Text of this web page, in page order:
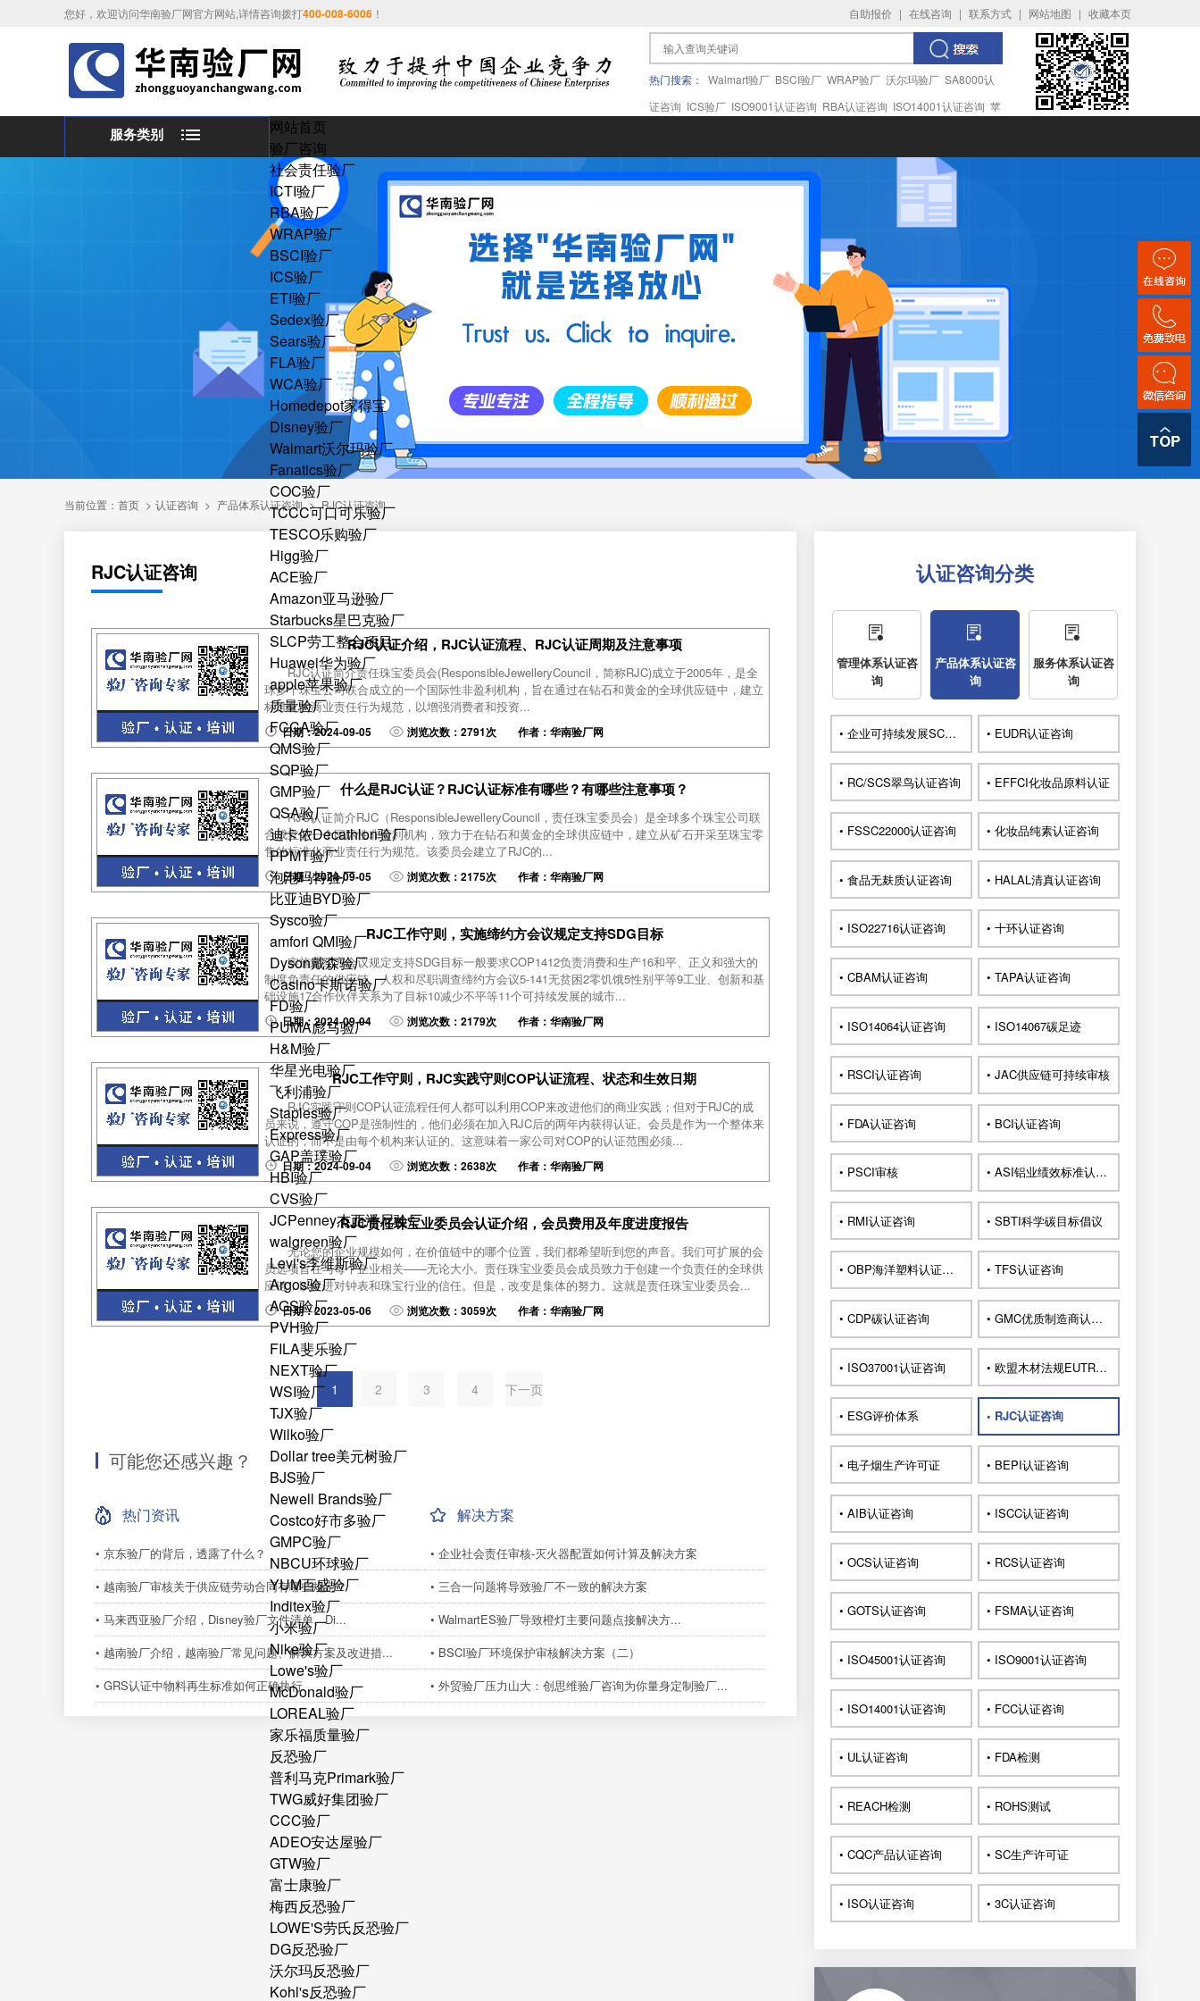
自助报价 | 在线咨询 | 联系方式 | 网站地图 | 收藏本页
您好，欢迎访问华南验厂网官方网站,详情咨询拨打400-008-6006 ！
热门搜索： Walmart验厂 BSCI验厂 WRAP验厂 沃尔玛验厂 SA8000认
证咨询 ICS验厂 ISO9001认证咨询 RBA认证咨询 ISO14001认证咨询 苹
服务类别
网站首页
验厂咨询
社会责任验厂
ICTI验厂
RBA验厂
WRAP验厂
BSCI验厂
ICS验厂
ETI验厂
Sedex验厂
Sears验厂
FLA验厂
WCA验厂
Homedepot家得宝
Disney验厂
Walmart沃尔玛验厂
Fanatics验厂
COC验厂
TCCC可口可乐验厂
TESCO乐购验厂
Higg验厂
ACE验厂
Amazon亚马逊验厂
Starbucks星巴克验厂
SLCP劳工整合项目
Huawei华为验厂
apple苹果验厂
质量验厂
FCCA验厂
QMS验厂
SQP验厂
GMP验厂
QSA验厂
迪卡侬Decathlon验厂
PPMT验厂
泡泡玛特验厂
比亚迪BYD验厂
Sysco验厂
amfori QMI验厂
Dyson戴森验厂
Casino卡斯诺验厂
FD验厂
PUMA彪马验厂
H&M验厂
华星光电验厂
飞利浦验厂
Staples验厂
Express验厂
GAP盖璞验厂
HBI验厂
CVS验厂
JCPenney杰西潘尼验厂
walgreen验厂
Levi's李维斯验厂
Argos验厂
AGS验厂
PVH验厂
FILA斐乐验厂
NEXT验厂
WSI验厂
TJX验厂
Wilko验厂
Dollar tree美元树验厂
BJS验厂
Newell Brands验厂
Costco好市多验厂
GMPC验厂
NBCU环球验厂
YUM百盛验厂
Inditex验厂
小米验厂
Nike验厂
Lowe's验厂
McDonald验厂
LOREAL验厂
家乐福质量验厂
反恐验厂
普利马克Primark验厂
TWG威好集团验厂
CCC验厂
ADEO安达屋验厂
GTW验厂
富士康验厂
梅西反恐验厂
LOWE'S劳氏反恐验厂
DG反恐验厂
沃尔玛反恐验厂
Kohl's反恐验厂
当前位置： 首页 > 认证咨询 > 产品体系认证咨询 > RJC认证咨询
RJC认证咨询
RJC认证介绍，RJC认证流程、RJC认证周期及注意事项
RJC认证简介责任珠宝委员会(ResponsibleJewelleryCouncil，简称RJC)成立于2005年，是全
球多个珠宝公司联合成立的一个国际性非盈利机构，旨在通过在钻石和黄金的全球供应链中，建立
标准化的商业责任行为规范，以增强消费者和投资...
日期：2024-09-05 浏览次数：2791次 作者：华南验厂网
什么是RJC认证？RJC认证标准有哪些？有哪些注意事项？
RJC认证简介RJC（ResponsibleJewelleryCouncil，责任珠宝委员会）是全球多个珠宝公司联
合成立的一个国际性非营利机构，致力于在钻石和黄金的全球供应链中，建立从矿石开采至珠宝零
售的标准化商业责任行为规范。该委员会建立了RJC的...
日期：2024-09-05 浏览次数：2175次 作者：华南验厂网
RJC工作守则，实施缔约方会议规定支持SDG目标
实施缔约方会议规定支持SDG目标一般要求COP1412负责消费和生产16和平、正义和强大的
制度负责任的供应链、人权和尽职调查缔约方会议5-141无贫困2零饥饿5性别平等9工业、创新和基
础设施17合作伙伴关系为了目标10减少不平等11个可持续发展的城市...
日期：2024-09-04 浏览次数：2179次 作者：华南验厂网
RJC工作守则，RJC实践守则COP认证流程、状态和生效日期
RJC实践守则COP认证流程任何人都可以利用COP来改进他们的商业实践；但对于RJC的成
员来说，遵守COP是强制性的，他们必须在加入RJC后的两年内获得认证。会员是作为一个整体来
认证的，而不是由每个机构来认证的。这意味着一家公司对COP的认证范围必须...
日期：2024-09-04 浏览次数：2638次 作者：华南验厂网
RJC责任珠宝业委员会认证介绍，会员费用及年度进度报告
无论您的企业规模如何，在价值链中的哪个位置，我们都希望听到您的声音。我们可扩展的会
员选项旨在与每个企业相关——无论大小。责任珠宝业委员会成员致力于创建一个负责任的全球供
应链，以促进对钟表和珠宝行业的信任。但是，改变是集体的努力。这就是责任珠宝业委员会...
日期：2023-05-06 浏览次数：3059次 作者：华南验厂网
1 2 3 4 下一页
可能您还感兴趣？
热门资讯
• 京东验厂的背后，透露了什么？
• 越南验厂审核关于供应链劳动合同有哪些规定？
• 马来西亚验厂介绍，Disney验厂文件清单、Di...
• 越南验厂介绍，越南验厂常见问题、解决方案及改进措...
• GRS认证中物料再生标准如何正确执行
解决方案
• 企业社会责任审核-灭火器配置如何计算及解决方案
• 三合一问题将导致验厂不一致的解决方案
• WalmartES验厂导致橙灯主要问题点接解决方...
• BSCI验厂环境保护审核解决方案（二）
• 外贸验厂压力山大：创思维验厂咨询为你量身定制验厂...
认证咨询分类
管理体系认证咨
询
产品体系认证咨
询
服务体系认证咨
询
• 企业可持续发展SCORE认证咨询 • EUDR认证咨询
• RC/SCS翠鸟认证咨询 • EFFCI化妆品原料认证
• FSSC22000认证咨询 • 化妆品纯素认证咨询
• 食品无麸质认证咨询 • HALAL清真认证咨询
• ISO22716认证咨询 • 十环认证咨询
• CBAM认证咨询 • TAPA认证咨询
• ISO14064认证咨询 • ISO14067碳足迹
• RSCI认证咨询 • JAC供应链可持续审核
• FDA认证咨询 • BCI认证咨询
• PSCI审核 • ASI铝业绩效标准认证咨询
• RMI认证咨询 • SBTI科学碳目标倡议
• OBP海洋塑料认证咨询 • TFS认证咨询
• CDP碳认证咨询 • GMC优质制造商认证咨询
• ISO37001认证咨询 • 欧盟木材法规EUTR认证咨询
• ESG评价体系 • RJC认证咨询
• 电子烟生产许可证 • BEPI认证咨询
• AIB认证咨询 • ISCC认证咨询
• OCS认证咨询 • RCS认证咨询
• GOTS认证咨询 • FSMA认证咨询
• ISO45001认证咨询 • ISO9001认证咨询
• ISO14001认证咨询 • FCC认证咨询
• UL认证咨询 • FDA检测
• REACH检测 • ROHS测试
• CQC产品认证咨询 • SC生产许可证
• ISO认证咨询 • 3C认证咨询